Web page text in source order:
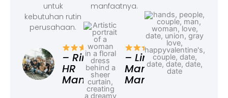
untuk
kebutuhan rutin
perusahaan.
– Rina,
HR
Manager
manfaatnya.
– Linda,
Marketing
Manager